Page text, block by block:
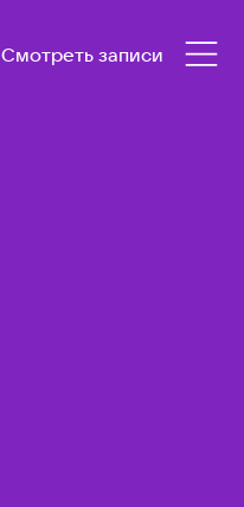
Смотреть записи